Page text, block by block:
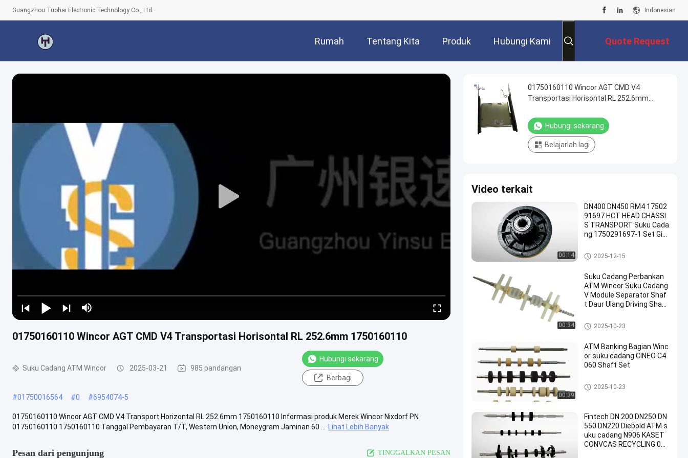
Guangzhou Tuohai Electronic Technology Co., Ltd. Indonesian
Rumah Tentang Kita Produk Hubungi Kami Quote Request
01750160110 Wincor AGT CMD V4 Transportasi Horisontal RL 252.6mm 1750160110
Suku Cadang ATM Wincor 2025-03-21 985 pandangan
Hubungi sekarang
Berbagi
#01750016564 #0 #6954074-5
01750160110 Wincor AGT CMD V4 Transport Horizontal RL 252.6mm 1750160110 Informasi produk Merek Wincor Nixdorf PN
01750160110 1750160110 Tanggal Pembayaran T/T, Western Union, Moneygram Jaminan 60 ...
Lihat Lebih Banyak
Pesan dari pengunjung TINGGALKAN PESAN
01750160110 Wincor AGT CMD V4
Transportasi Horisontal RL 252.6mm
Hubungi sekarang
Belajarlah lagi
Video terkait
00:14
DN400 DN450 RM4 17502
91697 HCT HEAD CHASSI
S TRANSPORT Suku Cada
ng 1750291697-1 Set Gigi
f
Bagian ATM Diebold
2025-12-15
00:34
Suku Cadang Perbankan
ATM Wincor Suku Cadang
V Module Separator Shaf
t Daur Ulang Driving Shaft
00435-100 01750298728
1750298728
Suku Cadang ATM Wincor
2025-10-23
00:39
ATM Banking Bagian Winc
or suku cadang CINEO C4
060 Shaft Set
Suku Cadang ATM Wincor
2025-10-23
Fintech DN 200 DN250 DN
550 DN220 Diebold ATM s
uku cadang N906 KASET
CONVCAS RECYCLING 017